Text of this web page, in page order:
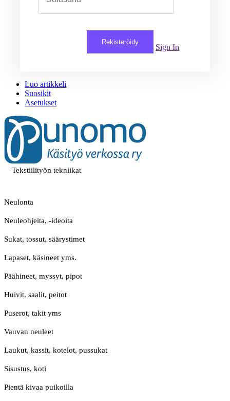
Rekisteröidy
Sign In
Luo artikkeli
Suosikit
Asetukset
Tekstiilityön tekniikat
Neulonta
Neuleohjeita, -ideoita
Sukat, tossut, säärystimet
Lapaset, käsineet yms.
Päähineet, myssyt, pipot
Huivit, saalit, peitot
Puserot, takit yms
Vauvan neuleet
Laukut, kassit, kotelot, pussukat
Sisustus, koti
Pientä kivaa puikoilla